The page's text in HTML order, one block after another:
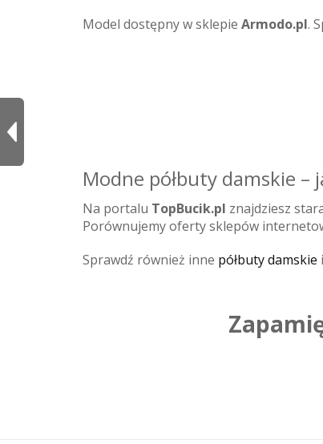
Model dostępny w sklepie Armodo.pl.
Modne półbuty damskie –
Na portalu TopBucik.pl znajdziesz
Porównujemy oferty sklepów
Sprawdź również inne półbuty damskie